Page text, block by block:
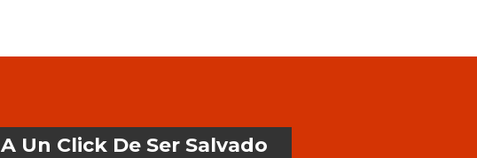
A Un Click De Ser Salvado